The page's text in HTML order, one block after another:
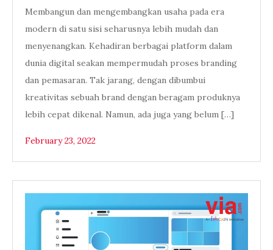
Membangun dan mengembangkan usaha pada era
modern di satu sisi seharusnya lebih mudah dan
menyenangkan. Kehadiran berbagai platform dalam
dunia digital seakan mempermudah proses branding
dan pemasaran. Tak jarang, dengan dibumbui
kreativitas sebuah brand dengan beragam produknya
lebih cepat dikenal. Namun, ada juga yang belum […]
February 23, 2022